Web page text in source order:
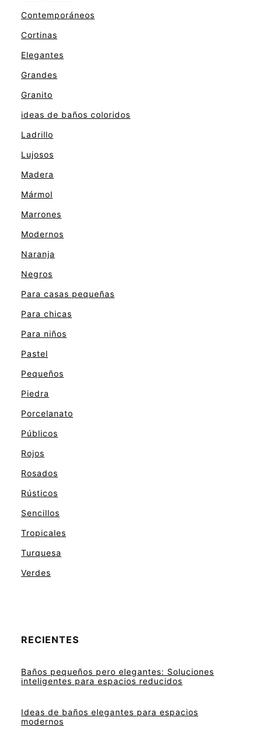
Contemporáneos
Cortinas
Elegantes
Grandes
Granito
ideas de baños coloridos
Ladrillo
Lujosos
Madera
Mármol
Marrones
Modernos
Naranja
Negros
Para casas pequeñas
Para chicas
Para niños
Pastel
Pequeños
Piedra
Porcelanato
Públicos
Rojos
Rosados
Rústicos
Sencillos
Tropicales
Turquesa
Verdes
RECIENTES
Baños pequeños pero elegantes: Soluciones
inteligentes para espacios reducidos
Ideas de baños elegantes para espacios
modernos